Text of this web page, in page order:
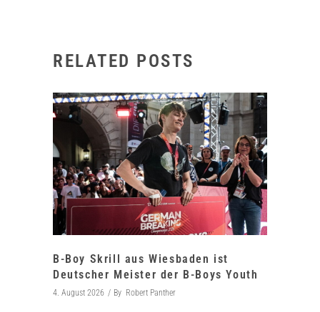
RELATED POSTS
B-Boy Skrill aus Wiesbaden ist
Deutscher Meister der B-Boys Youth
4. August 2026 By Robert Panther